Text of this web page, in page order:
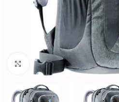
Клацніть, щоб збільшити